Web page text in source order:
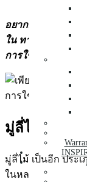
อยากมีห้องแต่งตัว
ใน ทาวน์โฮม
การใช้งาน
มู่ลี่ไม้ เรียงง่
มู่ลี่ไม้ เป็นอีก ประ
ในหลายพื้นที่ และ